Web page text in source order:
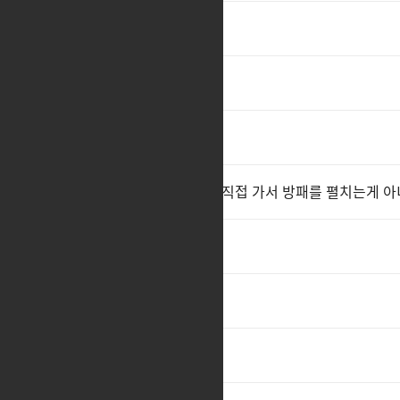
(개선 요구..!)구원의 터 스킬이 직접 가서 방패를 펼치는게